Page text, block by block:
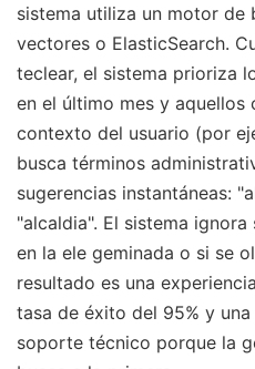
sistema utiliza un motor de
vectores o ElasticSearch.
teclear, el sistema prioriza
en el último mes y aquellos
contexto del usuario (por
busca términos
sugerencias instantáneas:
"alcaldia". El sistema
en la ele geminada o si se
resultado es una
tasa de éxito del 95% y
soporte técnico porque la